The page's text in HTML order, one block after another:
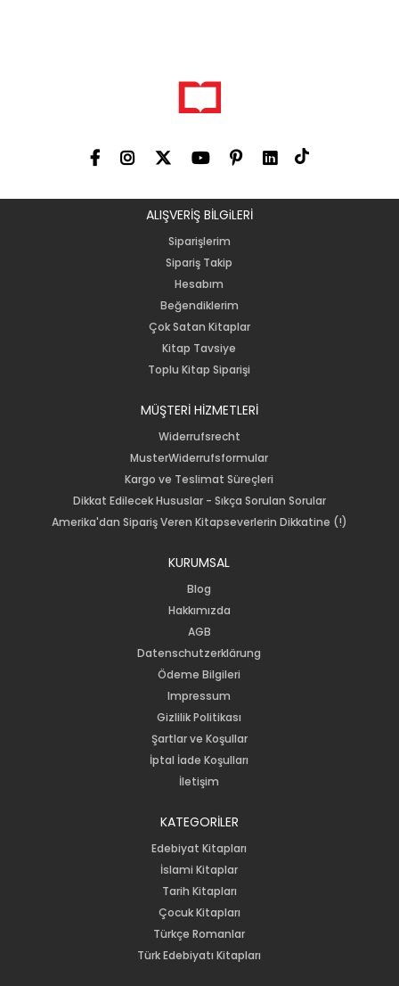
ALIŞVERİŞ BİLGiLERİ
Siparişlerim
Sipariş Takip
Hesabım
Beğendiklerim
Çok Satan Kitaplar
Kitap Tavsiye
Toplu Kitap Siparişi
MÜŞTERİ HİZMETLERİ
Widerrufsrecht
MusterWiderrufsformular
Kargo ve Teslimat Süreçleri
Dikkat Edilecek Hususlar - Sıkça Sorulan Sorular
Amerika'dan Sipariş Veren Kitapseverlerin Dikkatine (!)
KURUMSAL
Blog
Hakkımızda
AGB
Datenschutzerklärung
Ödeme Bilgileri
Impressum
Gizlilik Politikası
Şartlar ve Koşullar
İptal İade Koşulları
İletişim
KATEGORİLER
Edebiyat Kitapları
İslami Kitaplar
Tarih Kitapları
Çocuk Kitapları
Türkçe Romanlar
Türk Edebiyatı Kitapları